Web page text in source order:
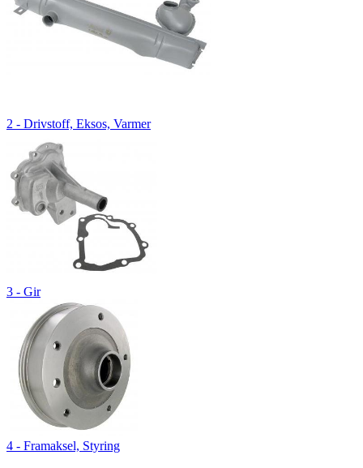
2 - Drivstoff, Eksos, Varmer
3 - Gir
4 - Framaksel, Styring